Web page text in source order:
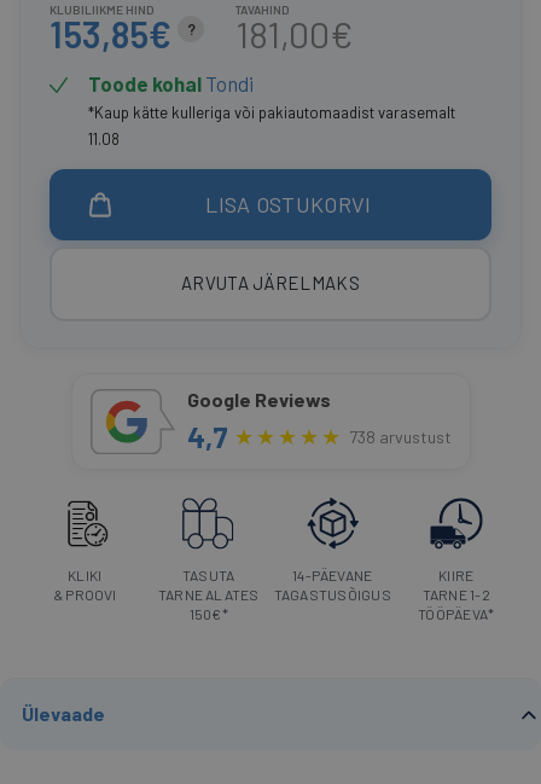
KLUBILIIKME HIND
153,85€ ?
TAVAHIND
181,00€
Toode kohal Tondi
*Kaup kätte kulleriga või pakiautomaadist varasemalt
11.08
LISA OSTUKORVI
ARVUTA JÄRELMAKS
Google Reviews
4,7 ★★★★★ 738 arvustust
KLIKI
& PROOVI
TASUTA
TARNE ALATES
150€*
14-PÄEVANE
TAGASTUSÕIGUS
KIIRE
TARNE 1-2
TÖÖPÄEVA*
Ülevaade